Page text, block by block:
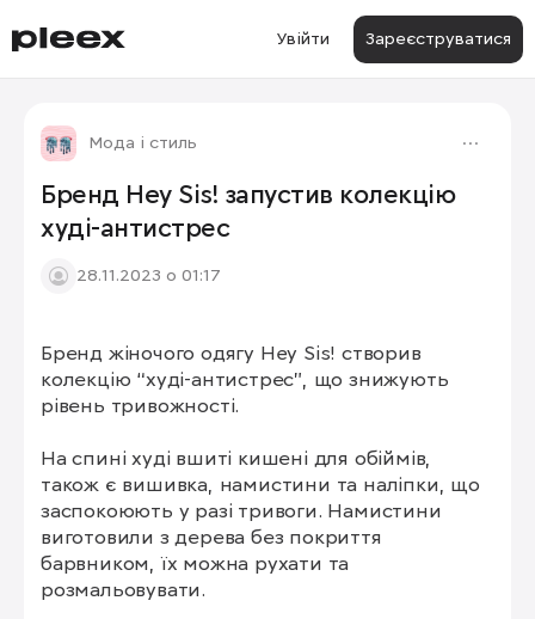
Увійти Зареєструватися
Мода і стиль
Бренд Hey Sis! запустив колекцію
худі-антистрес
28.11.2023 о 01:17
Бренд жіночого одягу Hey Sis! створив
колекцію “худі-антистрес”, що знижують
рівень тривожності.
На спині худі вшиті кишені для обіймів,
також є вишивка, намистини та наліпки, що
заспокоюють у разі тривоги. Намистини
виготовили з дерева без покриття
барвником, їх можна рухати та
розмальовувати.